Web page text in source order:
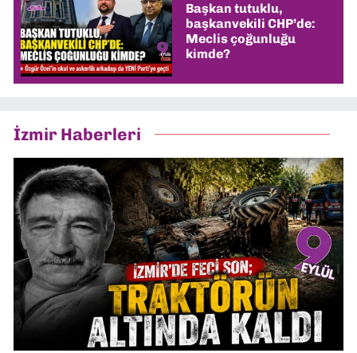
Başkan tutuklu,
başkanvekili CHP’de:
Meclis çoğunluğu
kimde?
İzmir Haberleri